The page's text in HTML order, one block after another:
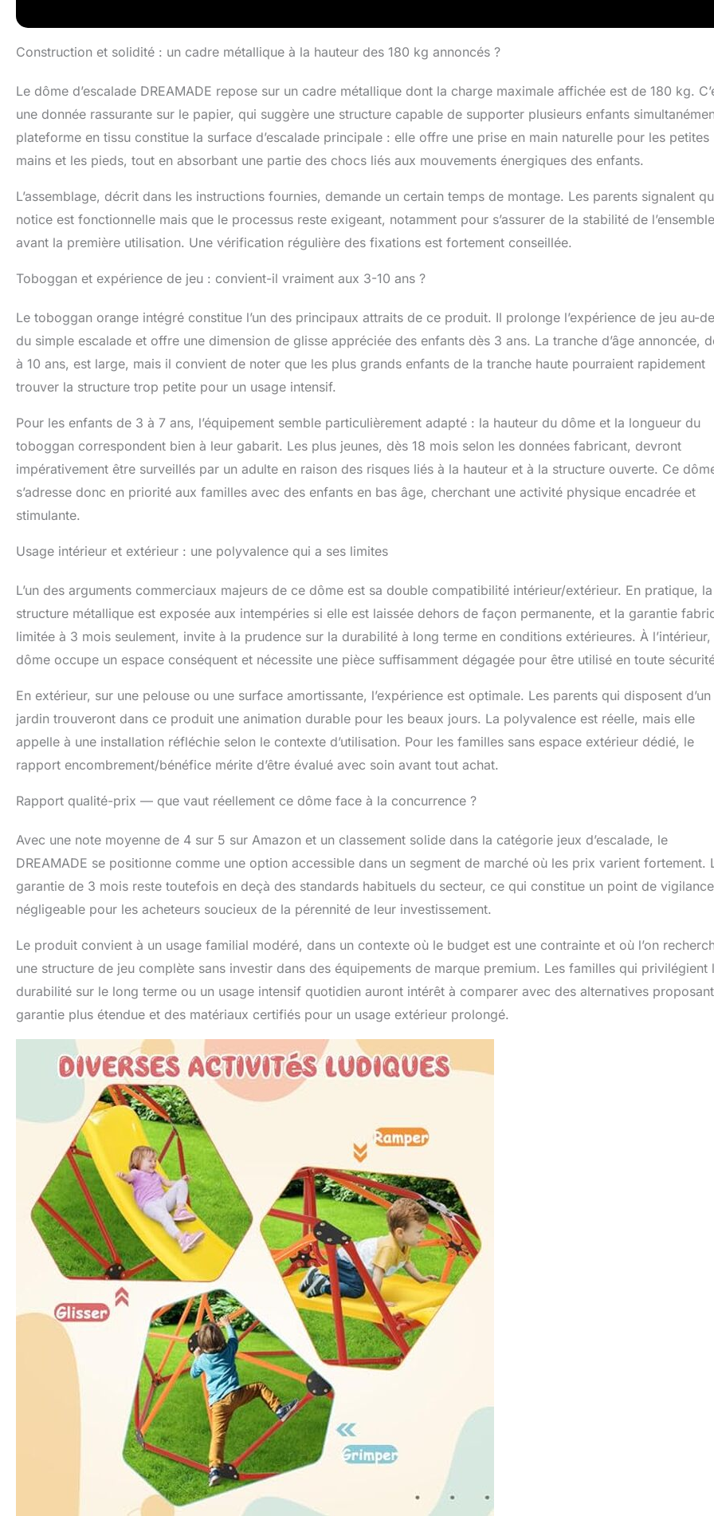
motrices des enfants, la capacité d'équilibre. Montage et entretien facile —
montage de cette structure d'escalade pour enfants ne soit pas compliqué.
L'entretien quotidien ne nécessite qu'un chiffon humide. Donc votre petit est
libre de jouer avec lui à l'intérieur ou à l'extérieur.
Construction et solidité : un cadre métallique à la hauteur des 180 kg annoncés ?
Le dôme d’escalade DREAMADE repose sur un cadre métallique dont la charge maximale affichée est de 180 kg.
une donnée rassurante sur le papier, qui suggère une structure capable de supporter plusieurs enfants
plateforme en tissu constitue la surface d’escalade principale : elle offre une prise en main naturelle pour les petites
mains et les pieds, tout en absorbant une partie des chocs liés aux mouvements énergiques des enfants.
L’assemblage, décrit dans les instructions fournies, demande un certain temps de montage. Les parents signalent
notice est fonctionnelle mais que le processus reste exigeant, notamment pour s’assurer de la stabilité de l’ensemble
avant la première utilisation. Une vérification régulière des fixations est fortement conseillée.
Toboggan et expérience de jeu : convient-il vraiment aux 3-10 ans ?
Le toboggan orange intégré constitue l’un des principaux attraits de ce produit. Il prolonge l’expérience de jeu au-
du simple escalade et offre une dimension de glisse appréciée des enfants dès 3 ans. La tranche d’âge annoncée,
à 10 ans, est large, mais il convient de noter que les plus grands enfants de la tranche haute pourraient rapidement
trouver la structure trop petite pour un usage intensif.
Pour les enfants de 3 à 7 ans, l’équipement semble particulièrement adapté : la hauteur du dôme et la longueur du
toboggan correspondent bien à leur gabarit. Les plus jeunes, dès 18 mois selon les données fabricant, devront
impérativement être surveillés par un adulte en raison des risques liés à la hauteur et à la structure ouverte. Ce
s’adresse donc en priorité aux familles avec des enfants en bas âge, cherchant une activité physique encadrée et
stimulante.
Usage intérieur et extérieur : une polyvalence qui a ses limites
L’un des arguments commerciaux majeurs de ce dôme est sa double compatibilité intérieur/extérieur. En pratique, la
structure métallique est exposée aux intempéries si elle est laissée dehors de façon permanente, et la garantie
limitée à 3 mois seulement, invite à la prudence sur la durabilité à long terme en conditions extérieures. À l’intérieur,
dôme occupe un espace conséquent et nécessite une pièce suffisamment dégagée pour être utilisé en toute
En extérieur, sur une pelouse ou une surface amortissante, l’expérience est optimale. Les parents qui disposent d’un
jardin trouveront dans ce produit une animation durable pour les beaux jours. La polyvalence est réelle, mais elle
appelle à une installation réfléchie selon le contexte d’utilisation. Pour les familles sans espace extérieur dédié, le
rapport encombrement/bénéfice mérite d’être évalué avec soin avant tout achat.
Rapport qualité-prix — que vaut réellement ce dôme face à la concurrence ?
Avec une note moyenne de 4 sur 5 sur Amazon et un classement solide dans la catégorie jeux d’escalade, le
DREAMADE se positionne comme une option accessible dans un segment de marché où les prix varient fortement.
garantie de 3 mois reste toutefois en deçà des standards habituels du secteur, ce qui constitue un point de
négligeable pour les acheteurs soucieux de la pérennité de leur investissement.
Le produit convient à un usage familial modéré, dans un contexte où le budget est une contrainte et où l’on
une structure de jeu complète sans investir dans des équipements de marque premium. Les familles qui privilégient
durabilité sur le long terme ou un usage intensif quotidien auront intérêt à comparer avec des alternatives
garantie plus étendue et des matériaux certifiés pour un usage extérieur prolongé.